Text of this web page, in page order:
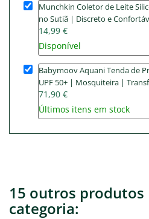
Munchkin Coletor de Leite
no Sutiã | Discreto e
14,99 €
Disponível
Babymoov Aquani Tenda de
UPF 50+ | Mosquiteira |
71,90 €
Últimos itens em stock
15 outros produtos
categoria: